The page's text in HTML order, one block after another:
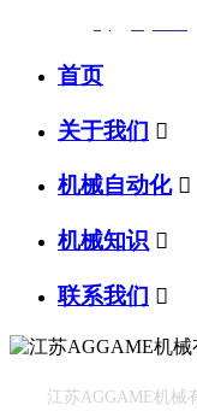
首页
关于我们 
机械自动化 
机械知识 
联系我们 
江苏AGGAME机